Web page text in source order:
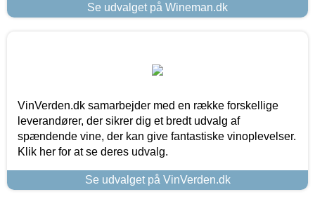
Se udvalget på Wineman.dk
VinVerden.dk samarbejder med en række forskellige
leverandører, der sikrer dig et bredt udvalg af
spændende vine, der kan give fantastiske vinoplevelser.
Klik her for at se deres udvalg.
Se udvalget på VinVerden.dk